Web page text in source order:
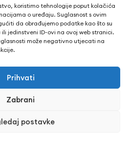
koristimo tehnologije poput kolačića
o uređaju. Suglasnost s ovim
da obrađujemo podatke kao što su
jedinstveni ID-ovi na ovoj web stranici.
može negativno utjecati na
Prihvati
Zabrani
postavke
branitelja 15, Bjelovar
pridržana 2026. | WEB